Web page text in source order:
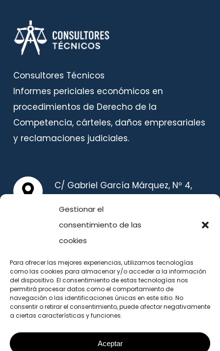
Gestionar el
consentimiento de las
cookies
Para ofrecer las mejores experiencias, utilizamos tecnologías
como las cookies para almacenar y/o acceder a la información
del dispositivo. El consentimiento de estas tecnologías nos
permitirá procesar datos como el comportamiento de
navegación o las identificaciones únicas en este sitio. No
consentir o retirar el consentimiento, puede afectar negativamente
a ciertas características y funciones.
Aceptar
Consultores Técnicos
Informes periciales económicos en
procedimientos de Derecho de la
Competencia, cárteles, daños empresariales
y reclamaciones judiciales.
C/ Gabriel García Márquez, Nº 4,
TELÉFONO
91 011 35 70
630 70 51 87
info@consultorestecnicos.es